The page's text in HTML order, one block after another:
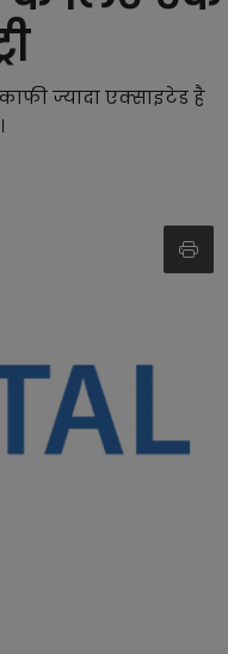
ज्यादा एक्साइटेड है